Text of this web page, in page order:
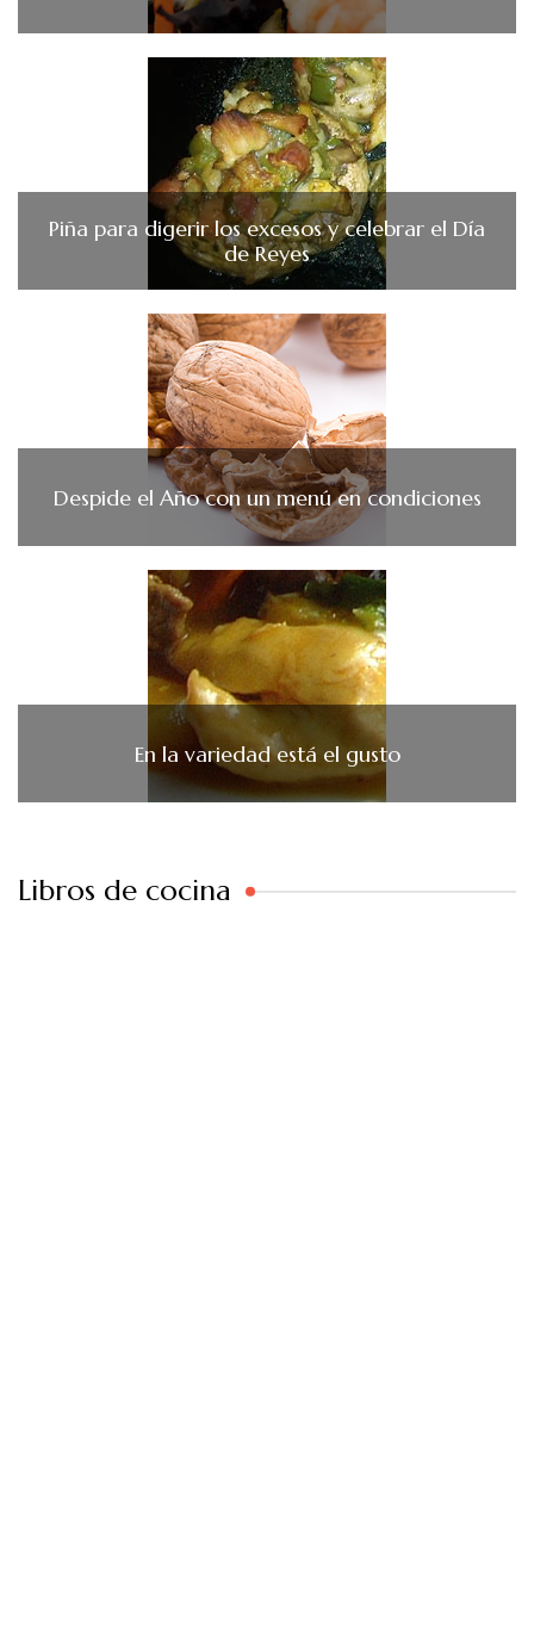
Piña para digerir los excesos y celebrar el Día
de Reyes
Despide el Año con un menú en condiciones
En la variedad está el gusto
Libros de cocina